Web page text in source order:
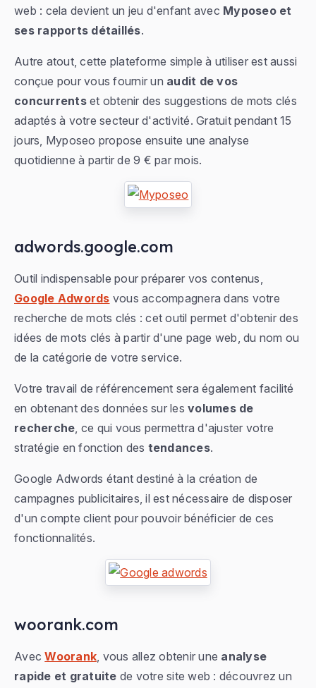
web : cela devient un jeu d'enfant avec Myposeo et
ses rapports détaillés.
Autre atout, cette plateforme simple à utiliser est aussi
conçue pour vous fournir un audit de vos
concurrentset obtenir des suggestions de mots clés
adaptés à votre secteur d'activité. Gratuit pendant 15
jours, Myposeo propose ensuite une analyse
quotidienne à partir de 9 € par mois.
adwords.google.com
Outil indispensable pour préparer vos contenus,
Google Adwords vous accompagnera dans votre
recherche de mots clés : cet outil permet d'obtenir des
idées de mots clés à partir d'une page web, du nom ou
de la catégorie de votre service.
Votre travail de référencement sera également facilité
en obtenant des données sur les volumes de
recherche , ce qui vous permettra d'ajuster votre
stratégie en fonction des tendances.
Google Adwords étant destiné à la création de
campagnes publicitaires, il est nécessaire de disposer
d'un compte client pour pouvoir bénéficier de ces
fonctionnalités.
woorank.com
AvecWoorank , vous allez obtenir une analyse
rapide et gratuite de votre site web : découvrez un